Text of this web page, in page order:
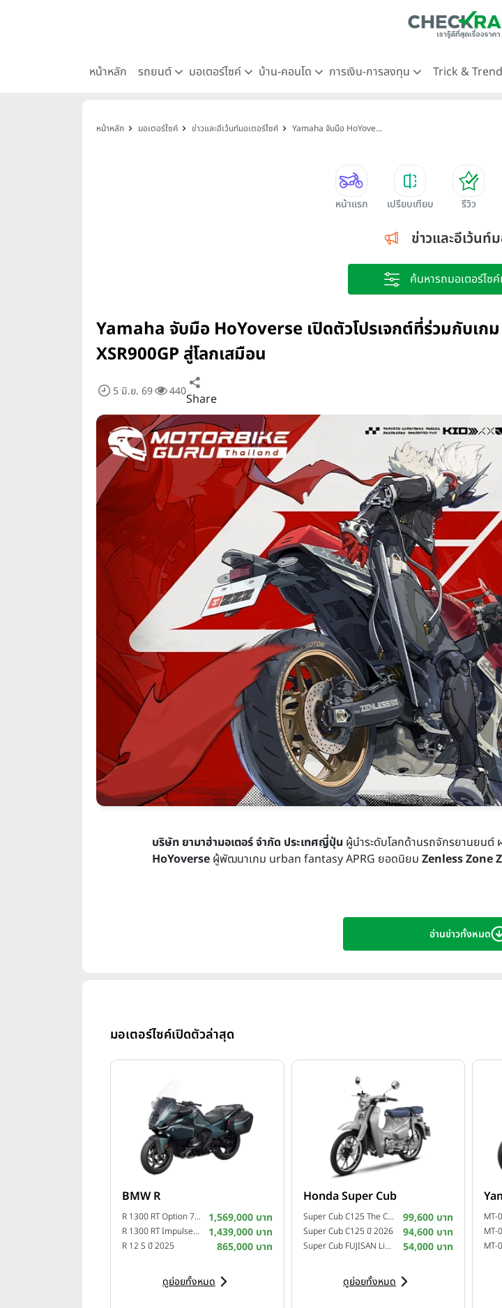
หน้าหลัก รถยนต์ มอเตอร์ไซค์ บ้าน-คอนโด การเงิน-การลงทุน Trick & Trend
หน้าหลัก มอเตอร์ไซค์ ข่าวและอีเว้นท์มอเตอร์ไซค์ Yamaha จับมือ HoYove...
หน้าแรก เปรียบเทียบ รีวิว
ข่าวและอีเว้นท์
ค้นหารถมอเตอร์ไซ
Yamaha จับมือ HoYoverse เปิดตัวโปรเจกต์ที่ร่วมกับเ
XSR900GP สู่โลกเสมือน
5 มิ.ย. 69 440Share
บริษัท ยามาฮ่ามอเตอร์ จำกัด ประเทศญี่ปุ่น ผู้นำระดับโลกด้านรถจักรยานยนต์
HoYoverse ผู้พัฒนาเกม urban fantasy APRG ยอดนิยม Zenless Zone
อ่านข่าวทั้งหมด
มอเตอร์ไซค์เปิดตัวล่าสุด
BMW R
R 1300 RT Option 719 Camargue ปี 2025 1,569,000 บาท
R 1300 RT Impulse ปี 2025 1,439,000 บาท
R 12 S ปี 2025 865,000 บาท
ดูย่อยทั้งหมด
Honda Super Cub
Super Cub C125 The Crafted Calm Custom Edition ปี 2026 99,600 บาท
Super Cub C125 ปี 2026 94,600 บาท
Super Cub FUJISAN Limited Edition ปี 2025 54,000 บาท
ดูย่อยทั้งหมด
MT-
MT-